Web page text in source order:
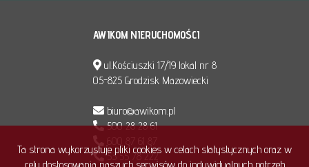
AWIKOM NIERUCHOMOŚCI
ul.Kościuszki 17/19 lokal nr 8
05-825 Grodzisk Mazowiecki
biuro@awikom.pl
500 28 28 61
53 55 78 222
Ta strona wykorzystuje pliki cookies w celach statystycznych oraz w